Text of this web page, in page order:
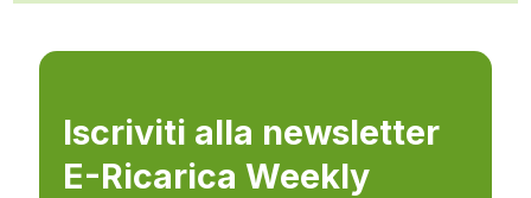
Iscriviti alla newsletter
E-Ricarica Weekly